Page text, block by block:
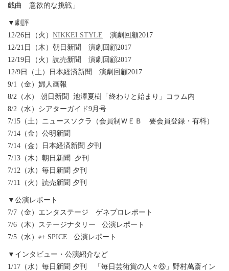
戯曲 意欲的な挑戦」
▼劇評
12/26日（火） NIKKEI STYLE 演劇回顧2017
12/21日（木）朝日新聞 演劇回顧2017
12/19日（火）読売新聞 演劇回顧2017
12/9日（土）日本経済新聞 演劇回顧2017
9/1（金）婦人画報
8/2（水） 朝日新聞 池澤夏樹「終わりと始まり」コラム内
8/2（水）シアターガイド9月号
7/15（土）ニュースソクラ（会員制ＷＥＢ 要会員登録・有料）
7/14（金）公明新聞
7/14（金）日本経済新聞 夕刊
7/13（木）朝日新聞 夕刊
7/12（水）毎日新聞 夕刊
7/11（火）読売新聞 夕刊
▼公演レポート
7/7（金）エンタステージ ゲネプロレポート
7/6（木）ステージナタリー 公演レポート
7/5（水）e+ SPICE 公演レポート
▼インタビュー・公演紹介など
1/17（水）毎日新聞 夕刊 「毎日芸術賞の人々⑥」野村萬斎イン